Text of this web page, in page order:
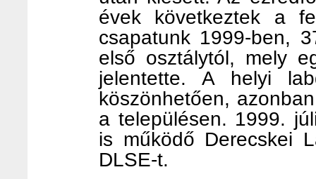
évek következtek a
csapatunk 1999-ben,
első osztálytól, mely
jelentette. A helyi
köszönhetően,
a településen. 1999.
is működő Derecskei
DLSE-t.